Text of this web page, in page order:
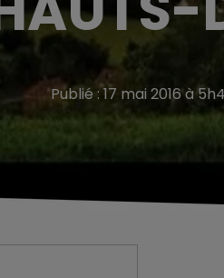
Publié : 17 mai 2016 à